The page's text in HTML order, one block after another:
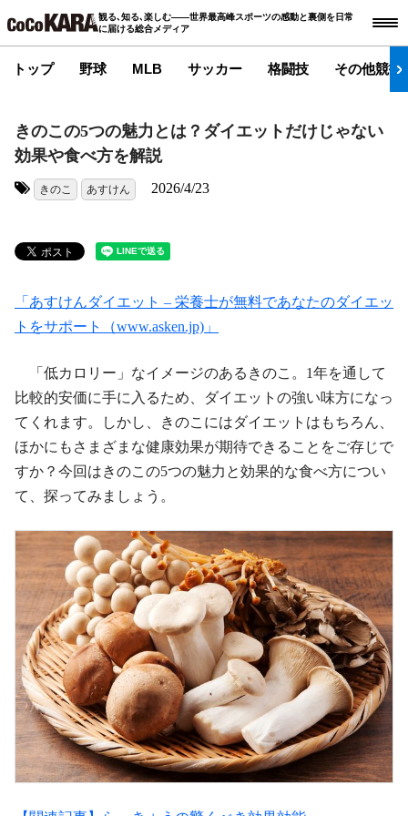
観る､知る､楽しむ――世界最高峰スポーツの感動と裏側を日常
に届ける総合メディア
トップ 野球 MLB サッカー 格闘技 その他競技
きのこの5つの魅力とは？ダイエットだけじゃない
効果や食べ方を解説
きのこ あすけん 2026/4/23
「あすけんダイエット – 栄養士が無料であなたのダイエッ
トをサポート（www.asken.jp)」
「低カロリー」なイメージのあるきのこ。1年を通して
比較的安価に手に入るため、ダイエットの強い味方になっ
てくれます。しかし、きのこにはダイエットはもちろん、
ほかにもさまざまな健康効果が期待できることをご存じで
すか？今回はきのこの5つの魅力と効果的な食べ方につい
て、探ってみましょう。